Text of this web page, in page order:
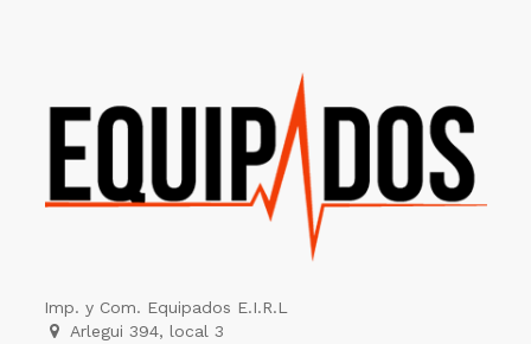
Imp. y Com. Equipados E.I.R.L
Arlegui 394, local 3